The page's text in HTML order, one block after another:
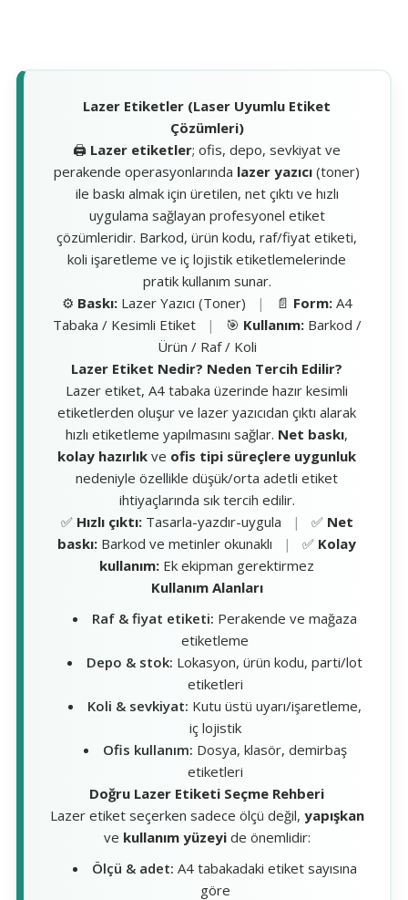
Lazer Etiketler (Laser Uyumlu Etiket
Çözümleri)
🖨️ Lazer etiketler; ofis, depo, sevkiyat ve
perakende operasyonlarında lazer yazıcı (toner)
ile baskı almak için üretilen, net çıktı ve hızlı
uygulama sağlayan profesyonel etiket
çözümleridir. Barkod, ürün kodu, raf/fiyat etiketi,
koli işaretleme ve iç lojistik etiketlemelerinde
pratik kullanım sunar.
⚙️ Baskı:Lazer Yazıcı (Toner) | 📄 Form:A4
Tabaka / Kesimli Etiket
| 🎯 Kullanım:Barkod /
Ürün / Raf / Koli
Lazer Etiket Nedir? Neden Tercih Edilir?
Lazer etiket, A4 tabaka üzerinde hazır kesimli
etiketlerden oluşur ve lazer yazıcıdan çıktı alarak
hızlı etiketleme yapılmasını sağlar. Net baskı,
kolay hazırlık ve ofis tipi süreçlere uygunluk
nedeniyle özellikle düşük/orta adetli etiket
ihtiyaçlarında sık tercih edilir.
✅ Hızlı çıktı:Tasarla-yazdır-uygula | ✅ Net
baskı: Barkod ve metinler okunaklı | ✅ Kolay
kullanım: Ek ekipman gerektirmez
Kullanım Alanları
Raf & fiyat etiketi: Perakende ve mağaza
etiketleme
Depo & stok: Lokasyon, ürün kodu, parti/lot
etiketleri
Koli & sevkiyat: Kutu üstü uyarı/işaretleme,
iç lojistik
Ofis kullanım: Dosya, klasör, demirbaş
etiketleri
Doğru Lazer Etiketi Seçme Rehberi
Lazer etiket seçerken sadece ölçü değil, yapışkan
ve kullanım yüzeyide önemlidir:
Ölçü & adet: A4 tabakadaki etiket sayısına
göre